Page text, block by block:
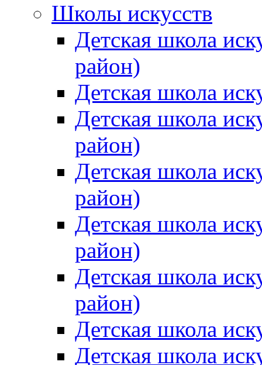
Школы искусств
Детская школа
район)
Детская школа
Детская школа
район)
Детская школа
район)
Детская школа
район)
Детская школа
район)
Детская школа
Детская школа